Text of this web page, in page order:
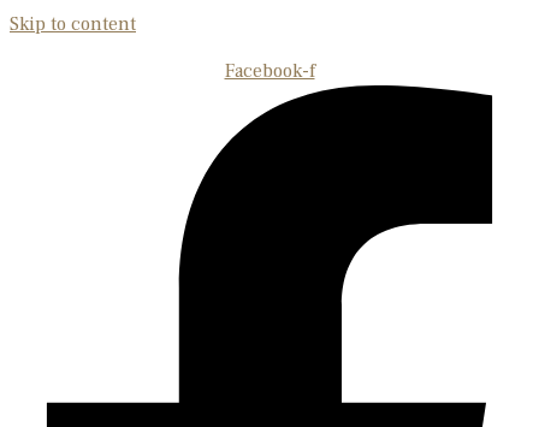
Skip to content
Facebook-f